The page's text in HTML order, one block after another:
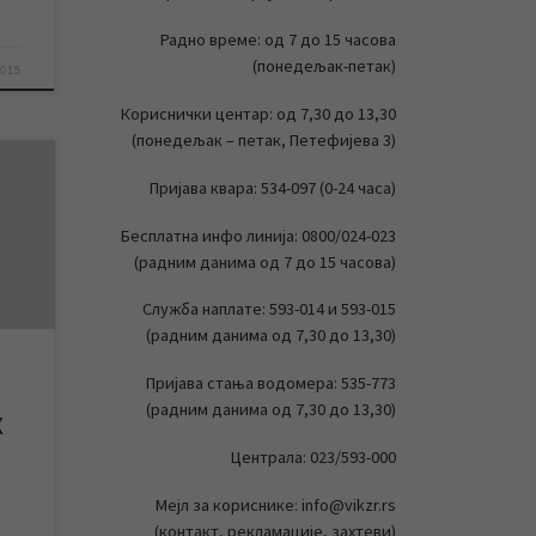
Радно време: од 7 до 15 часова
(понедељак-петак)
Кориснички центар: од 7,30 до 13,30
(понедељак – петак, Петефијева 3)
Пријава квара: 534-097 (0-24 часа)
Бесплатна инфо линија: 0800/024-023
(радним данима од 7 до 15 часова)
Служба наплате: 593-014 и 593-015
(радним данима од 7,30 до 13,30)
Пријава стања водомера: 535-773
(радним данима од 7,30 до 13,30)
Централа: 023/593-000
Мејл за кориснике: info@vikzr.rs
(контакт, рекламације, захтеви)